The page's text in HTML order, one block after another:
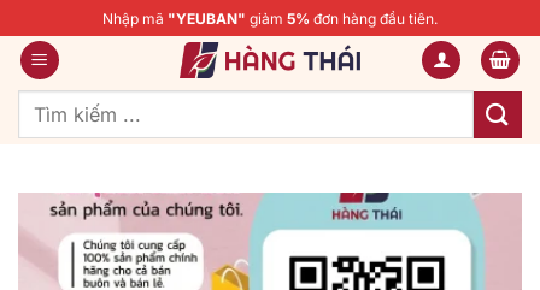
qua
nội
dung
Nhập mã "YEUBAN" giảm 5% đơn hàng đầu tiên.
Tìm